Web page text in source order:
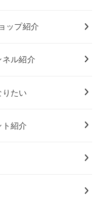
ップ紹介
ネル紹介
りたい
ト紹介